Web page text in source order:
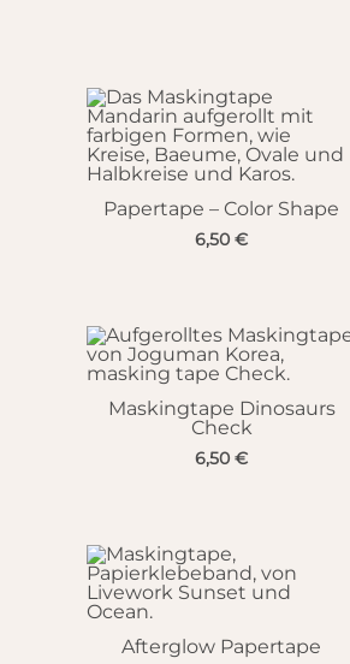
Papertape – Color Shape
6,50 €
Maskingtape Dinosaurs
Check
6,50 €
Afterglow Papertape